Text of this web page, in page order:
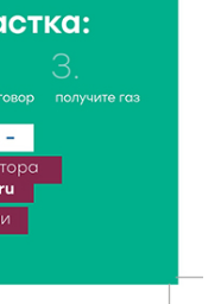
Кузнецова
почти 270